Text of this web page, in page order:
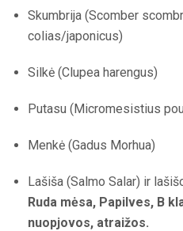
Skumbrija (Scomber
colias/japonicus)
Silkė (Clupea harengus)
Putasu (Micromesistius
Menkė (Gadus Morhua)
Lašiša (Salmo Salar) ir
Ruda mėsa, Papilves, B
nuopjovos, atraižos.